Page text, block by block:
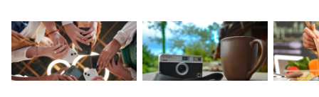
Nadchodzące
premiery smartfonów
– kalendarz nowości
2026
Ranking aparatów
kompaktowych.
Najlepsze modele
2026